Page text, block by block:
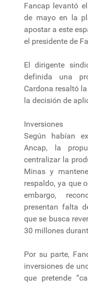
Fancap levantó
de mayo en la
apostar a este
el presidente de
El dirigente
definida una
Cardona resaltó
la decisión de
Inversiones
Según habían
Ancap, la
centralizar la
Minas y
respaldo, ya que
embargo,
presentan falta
que se busca
30 millones
Por su parte,
inversiones de
que pretende